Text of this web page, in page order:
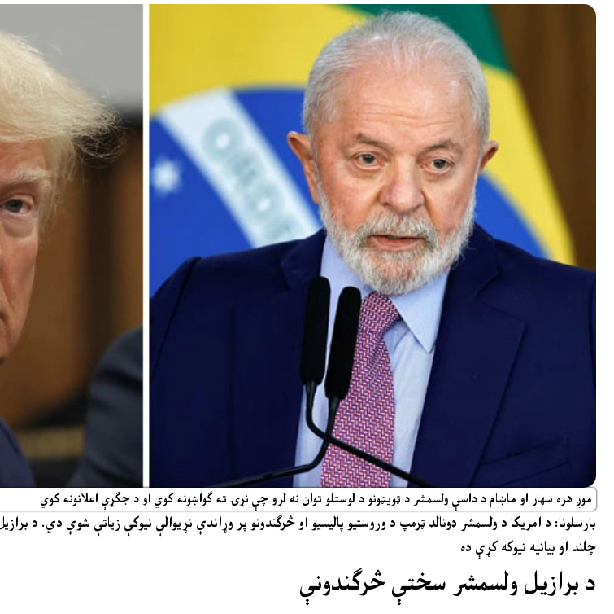
موږ هره سهار او ماښام د داسې ولسمشر د ټویټونو د لوستلو توان نه لرو چې نړۍ ته ګواښونه کوي او د جګړې اعلانونه کوي
بارسلونا: د امریکا د ولسمشر ډونالډ ټرمپ د وروستیو پالیسیو او څرګندونو پر وړاندې نړیوالې نیوکې زیاتې شوې دي. د
چلند او بیانیه نیوکه کړې ده
د برازیل ولسمشر سختې څرګندونې